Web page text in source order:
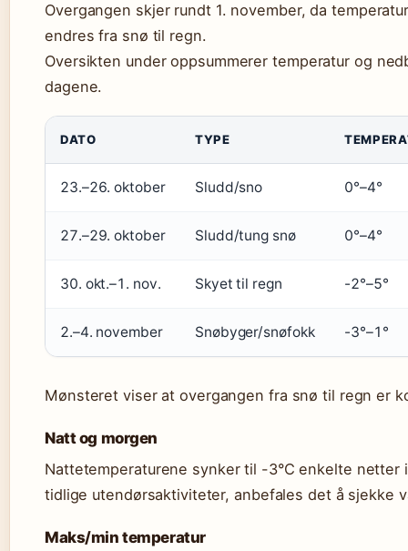
Overgangen skjer rundt 1. november, da
endres fra snø til regn.
Oversikten under oppsummerer temperatur og
dagene.
DATO TYPE
23.–26. oktober Sludd/sno 0°–4°
27.–29. oktober Sludd/tung snø 0°–4°
30. okt.–1. nov. Skyet til regn -2°–5°
2.–4. november Snøbyger/snøfokk -3°–1°
Mønsteret viser at overgangen fra snø til regn er
Natt og morgen
Nattetemperaturene synker til -3°C enkelte netter
tidlige utendørsaktiviteter, anbefales det å sjekke
Maks/min temperatur